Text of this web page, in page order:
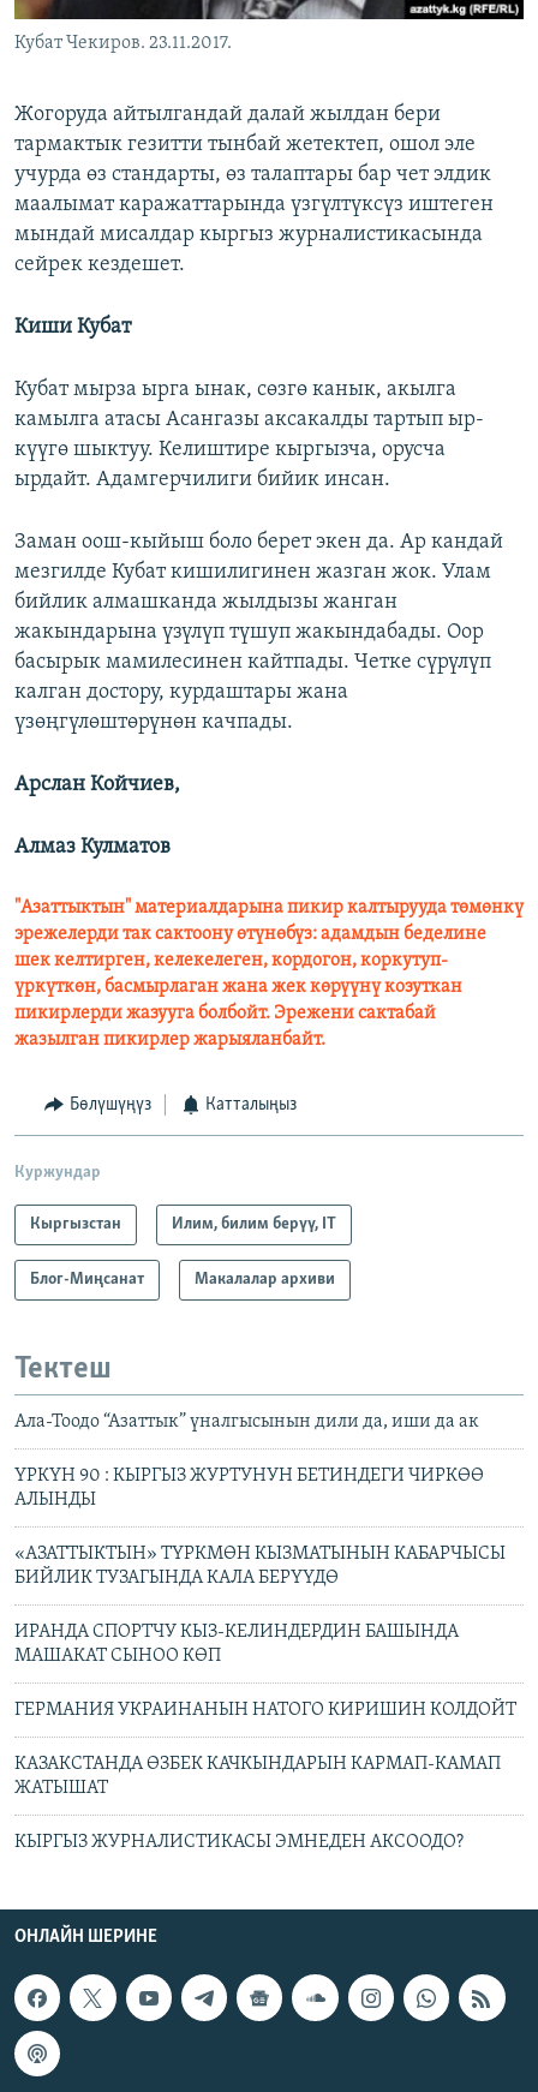
Кубат Чекиров. 23.11.2017.
Жогоруда айтылгандай далай жылдан бери
тармактык гезитти тынбай жетектеп, ошол эле
учурда өз стандарты, өз талаптары бар чет элдик
маалымат каражаттарында үзгүлтүксүз иштеген
мындай мисалдар кыргыз журналистикасында
сейрек кездешет.
Киши Кубат
Кубат мырза ырга ынак, сөзгө канык, акылга
камылга атасы Асангазы аксакалды тартып ыр-
күүгө шыктуу. Келиштире кыргызча, орусча
ырдайт. Адамгерчилиги бийик инсан.
Заман оош-кыйыш боло берет экен да. Ар кандай
мезгилде Кубат кишилигинен жазган жок. Улам
бийлик алмашканда жылдызы жанган
жакындарына үзүлүп түшуп жакындабады. Оор
басырык мамилесинен кайтпады. Четке сүрүлүп
калган достору, курдаштары жана
үзөңгүлөштөрүнөн качпады.
Арслан Койчиев,
Алмаз Кулматов
"Азаттыктын" материалдарына пикир калтырууда төмөнкү
эрежелерди так сактоону өтүнөбүз: адамдын беделине
шек келтирген, келекелеген, кордогон, коркутуп-
үркүткөн, басмырлаган жана жек көрүүнү козуткан
пикирлерди жазууга болбойт. Эрежени сактабай
жазылган пикирлер жарыяланбайт.
Бөлүшүңүз Катталыңыз
Куржундар
Кыргызстан Илим, билим берүү, IT
Блог-Миңсанат Макалалар архиви
Тектеш
Ала-Тоодо “Азаттык” үналгысынын дили да, иши да ак
ҮРКҮН 90 : КЫРГЫЗ ЖУРТУНУН БЕТИНДЕГИ ЧИРКӨӨ
АЛЫНДЫ
«АЗАТТЫКТЫН» ТҮРКМӨН КЫЗМАТЫНЫН КАБАРЧЫСЫ
БИЙЛИК ТУЗАГЫНДА КАЛА БЕРҮҮДӨ
ИРАНДА СПОРТЧУ КЫЗ-КЕЛИНДЕРДИН БАШЫНДА
МАШАКАТ СЫНОО КӨП
ГЕРМАНИЯ УКРАИНАНЫН НАТОГО КИРИШИН КОЛДОЙТ
КАЗАКСТАНДА ӨЗБЕК КАЧКЫНДАРЫН КАРМАП-КАМАП
ЖАТЫШАТ
КЫРГЫЗ ЖУРНАЛИСТИКАСЫ ЭМНЕДЕН АКСООДО?
ОНЛАЙН ШЕРИНЕ